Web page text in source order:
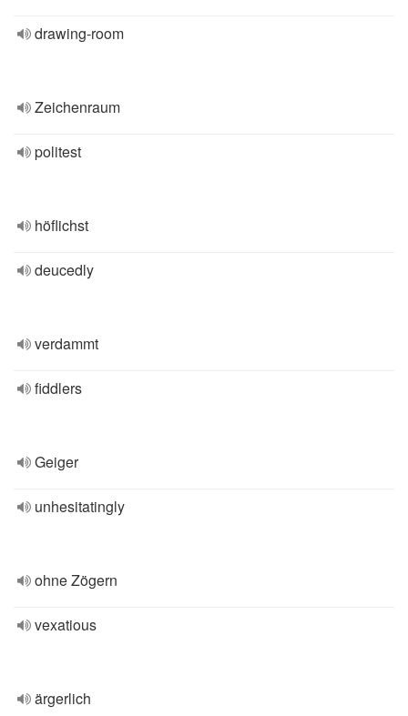
drawing-room
Zeichenraum
politest
höflichst
deucedly
verdammt
fiddlers
Geiger
unhesitatingly
ohne Zögern
vexatious
ärgerlich